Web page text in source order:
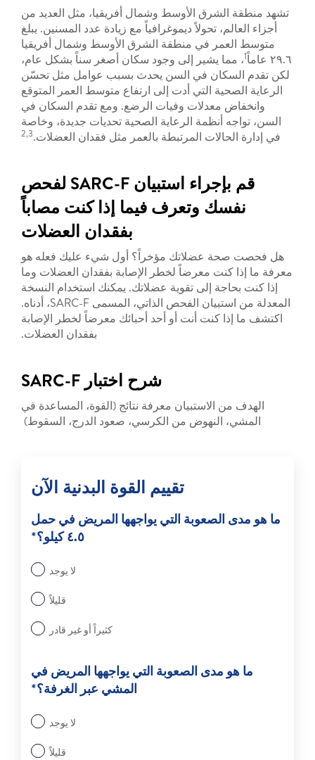
تشهد منطقة الشرق الأوسط وشمال أفريقيا، مثل العديد من
أجزاء العالم، تحولاً ديموغرافياً مع زيادة عدد المسنين. يبلغ
متوسط ​​العمر في منطقة الشرق الأوسط وشمال أفريقيا
٢٩.٦ عاماً
1، مما يشير إلى وجود سكان أصغر سناً بشكل عام،
لكن تقدم السكان في السن يحدث بسبب عوامل مثل تحسّن
الرعاية الصحية التي أدت إلى ارتفاع متوسط ​​العمر المتوقع
وانخفاض معدلات وفيات الرضع. ومع تقدم السكان في
السن، تواجه أنظمة الرعاية الصحية تحديات جديدة، وخاصة
في إدارة الحالات المرتبطة بالعمر مثل فقدان العضلات.2,3
قم بإجراء استبيان SARC-F لفحص
نفسك وتعرف فيما إذا كنت مصاباً
بفقدان العضلات
هل فحصت صحة عضلاتك مؤخراً؟ أول شيء عليك فعله هو
معرفة ما إذا كنت معرضاً لخطر الإصابة بفقدان العضلات وما
إذا كنت بحاجة إلى تقوية عضلاتك. يمكنك استخدام النسخة
المعدلة من استبيان الفحص الذاتي، المسمى SARC-F، أدناه.
اكتشف ما إذا كنت أنت أو أحد أحبائك معرضاً لخطر الإصابة
بفقدان العضلات.
شرح اختبار SARC-F
الهدف من الاستبيان معرفة نتائج (القوة، المساعدة في
المشي، النهوض من الكرسي، صعود الدرج، السقوط)
تقييم القوة البدنية الآن
ما هو مدى الصعوبة التي يواجهها المريض في حمل
٤.٥ كيلو؟*
لا يوجد
قليلاً
كثيراً أو غير قادر
ما هو مدى الصعوبة التي يواجهها المريض في
المشي عبر الغرفة؟*
لا يوجد
قليلاً